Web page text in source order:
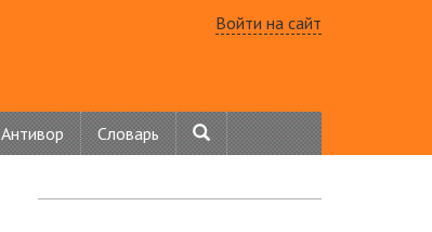
Войти на сайт
Антивор Словарь